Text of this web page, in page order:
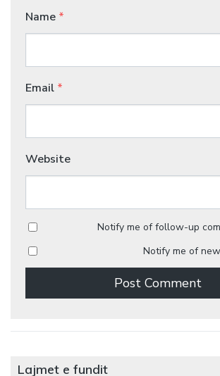
Name *
Email *
Website
Notify me of follow-up
Notify me of
Lajmet e fundit